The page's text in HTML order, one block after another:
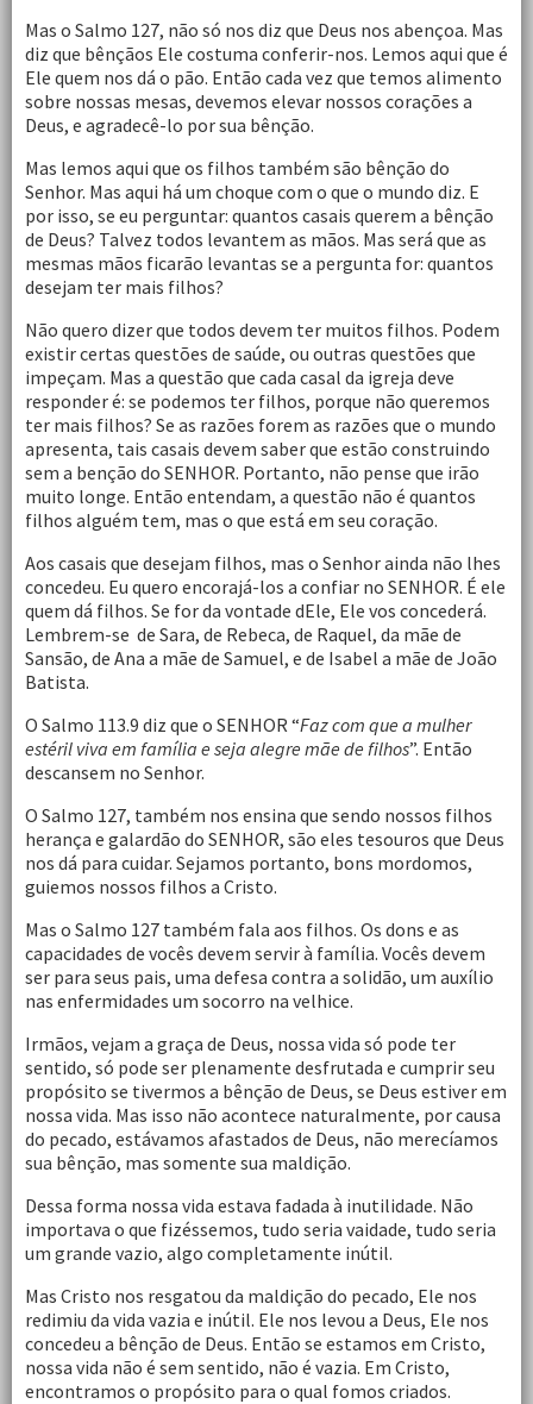
Mas o Salmo 127, não só nos diz que Deus nos abençoa. Mas
diz que bênçãos Ele costuma conferir-nos. Lemos aqui que é
Ele quem nos dá o pão. Então cada vez que temos alimento
sobre nossas mesas, devemos elevar nossos corações a
Deus, e agradecê-lo por sua bênção.
Mas lemos aqui que os filhos também são bênção do
Senhor. Mas aqui há um choque com o que o mundo diz. E
por isso, se eu perguntar: quantos casais querem a bênção
de Deus? Talvez todos levantem as mãos. Mas será que as
mesmas mãos ficarão levantas se a pergunta for: quantos
desejam ter mais filhos?
Não quero dizer que todos devem ter muitos filhos. Podem
existir certas questões de saúde, ou outras questões que
impeçam. Mas a questão que cada casal da igreja deve
responder é: se podemos ter filhos, porque não queremos
ter mais filhos? Se as razões forem as razões que o mundo
apresenta, tais casais devem saber que estão construindo
sem a benção do SENHOR. Portanto, não pense que irão
muito longe. Então entendam, a questão não é quantos
filhos alguém tem, mas o que está em seu coração.
Aos casais que desejam filhos, mas o Senhor ainda não lhes
concedeu. Eu quero encorajá-los a confiar no SENHOR. É ele
quem dá filhos. Se for da vontade dEle, Ele vos concederá.
Lembrem-se de Sara, de Rebeca, de Raquel, da mãe de
Sansão, de Ana a mãe de Samuel, e de Isabel a mãe de João
Batista.
O Salmo 113.9 diz que o SENHOR “Faz com que a mulher
estéril viva em família e seja alegre mãe de filhos”. Então
descansem no Senhor.
O Salmo 127, também nos ensina que sendo nossos filhos
herança e galardão do SENHOR, são eles tesouros que Deus
nos dá para cuidar. Sejamos portanto, bons mordomos,
guiemos nossos filhos a Cristo.
Mas o Salmo 127 também fala aos filhos. Os dons e as
capacidades de vocês devem servir à família. Vocês devem
ser para seus pais, uma defesa contra a solidão, um auxílio
nas enfermidades um socorro na velhice.
Irmãos, vejam a graça de Deus, nossa vida só pode ter
sentido, só pode ser plenamente desfrutada e cumprir seu
propósito se tivermos a bênção de Deus, se Deus estiver em
nossa vida. Mas isso não acontece naturalmente, por causa
do pecado, estávamos afastados de Deus, não merecíamos
sua bênção, mas somente sua maldição.
Dessa forma nossa vida estava fadada à inutilidade. Não
importava o que fizéssemos, tudo seria vaidade, tudo seria
um grande vazio, algo completamente inútil.
Mas Cristo nos resgatou da maldição do pecado, Ele nos
redimiu da vida vazia e inútil. Ele nos levou a Deus, Ele nos
concedeu a bênção de Deus. Então se estamos em Cristo,
nossa vida não é sem sentido, não é vazia. Em Cristo,
encontramos o propósito para o qual fomos criados.